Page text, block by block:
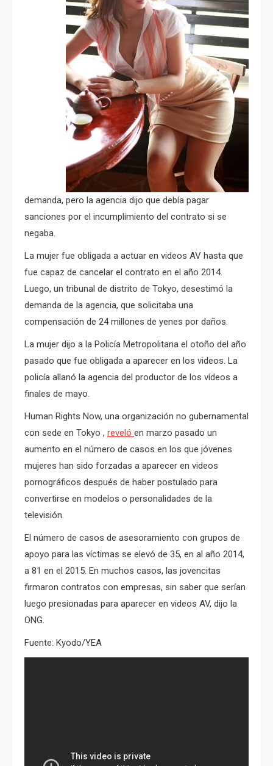
demanda, pero la agencia dijo que debía pagar
sanciones por el incumplimiento del contrato si se
negaba.
La mujer fue obligada a actuar en videos AV hasta que
fue capaz de cancelar el contrato en el año 2014.
Luego, un tribunal de distrito de Tokyo, desestimó la
demanda de la agencia, que solicitaba una
compensación de 24 millones de yenes por daños.
La mujer dijo a la Policía Metropolitana el otoño del año
pasado que fue obligada a aparecer en los videos. La
policía allanó la agencia del productor de los vídeos a
finales de mayo.
Human Rights Now, una organización no gubernamental
con sede en Tokyo , reveló en marzo pasado un
aumento en el número de casos en los que jóvenes
mujeres han sido forzadas a aparecer en videos
pornográficos después de haber postulado para
convertirse en modelos o personalidades de la
televisión.
El número de casos de asesoramiento con grupos de
apoyo para las víctimas se elevó de 35, en al año 2014,
a 81 en el 2015. En muchos casos, las jovencitas
firmaron contratos con empresas, sin saber que serían
luego presionadas para aparecer en videos AV, dijo la
ONG.
Fuente: Kyodo/YEA